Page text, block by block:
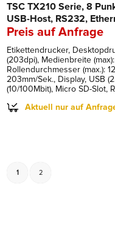
TSC TX210 Serie, 8
USB-Host, RS232,
Preis auf Anfrage
Etikettendrucker,
(203dpi), Medienbreite
Rollendurchmesser (max.):
203mm/Sek., Display, USB
(10/100Mbit), Micro SD-Slot,
Aktuell nur auf
1 2